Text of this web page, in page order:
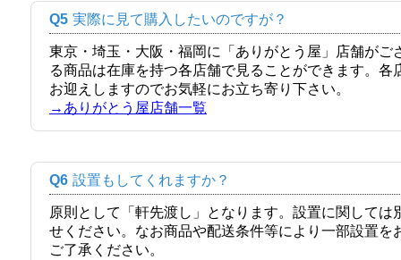
Q5 実際に見て購入したいのですが？
東京・埼玉・大阪・福岡に「ありがとう屋」店舗が
る商品は在庫を持つ各店舗で見ることができます。
お迎えしますのでお気軽にお立ち寄り下さい。
→ありがとう屋店舗一覧
Q6 設置もしてくれますか？
原則として「軒先渡し」となります。設置に関して
せください。なお商品や配送条件等により一部設置
ご了承ください。